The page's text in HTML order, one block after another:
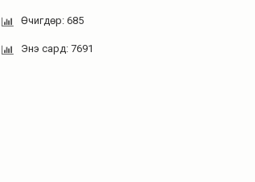
Өчигдөр: 685
Энэ сард: 7691